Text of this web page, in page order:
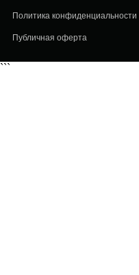
Политика конфиденциальности
Публичная оферта
```